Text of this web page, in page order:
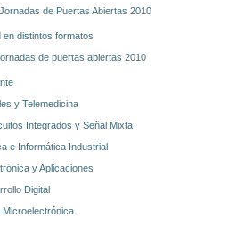
de Puertas Abiertas 2010
en distintos formatos
de puertas abiertas 2010
y Telemedicina
Integrados y Señal Mixta
e Informática Industrial
y Aplicaciones
Digital